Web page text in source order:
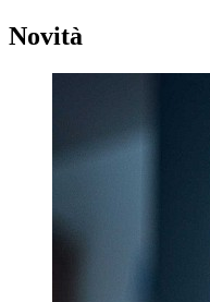
Novità